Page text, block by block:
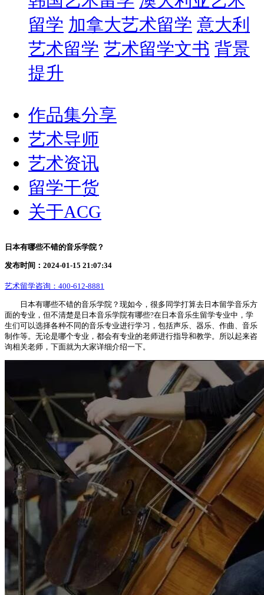
留学 加拿大艺术留学 意大利
艺术留学 艺术留学文书 背景
提升
作品集分享
艺术导师
艺术资讯
留学干货
关于ACG
日本有哪些不错的音乐学院？
发布时间：2024-01-15 21:07:34
艺术留学咨询： 400-612-8881
日本有哪些不错的音乐学院？现如今，很多同学打算去日本留学音乐方
面的专业，但不清楚是日本音乐学院有哪些?在日本音乐生留学专业中，学
生们可以选择各种不同的音乐专业进行学习，包括声乐、器乐、作曲、音乐
制作等。无论是哪个专业，都会有专业的老师进行指导和教学。所以起来咨
询相关老师，下面就为大家详细介绍一下。